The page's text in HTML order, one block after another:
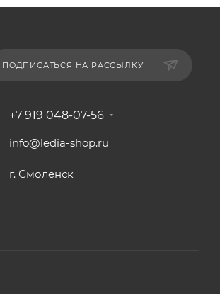
ПОДПИСАТЬСЯ НА РАССЫЛКУ
+7 919 048-07-56
info@ledia-shop.ru
г. Смоленск